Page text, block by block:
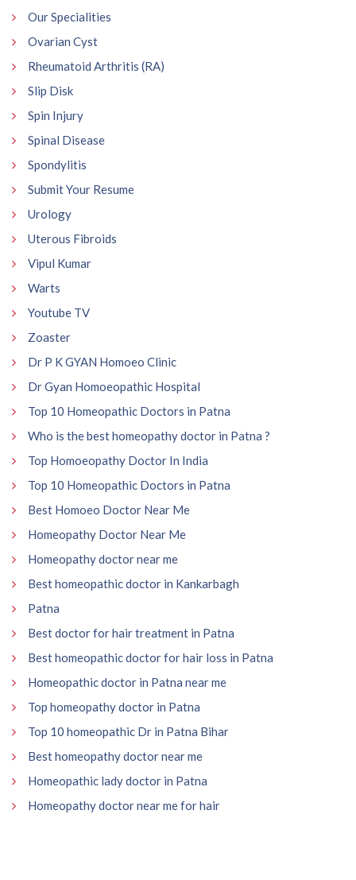
Our Specialities
Ovarian Cyst
Rheumatoid Arthritis (RA)
Slip Disk
Spin Injury
Spinal Disease
Spondylitis
Submit Your Resume
Urology
Uterous Fibroids
Vipul Kumar
Warts
Youtube TV
Zoaster
Dr P K GYAN Homoeo Clinic
Dr Gyan Homoeopathic Hospital
Top 10 Homeopathic Doctors in Patna
Who is the best homeopathy doctor in Patna ?
Top Homoeopathy Doctor In India
Top 10 Homeopathic Doctors in Patna
Best Homoeo Doctor Near Me
Homeopathy Doctor Near Me
Homeopathy doctor near me
Best homeopathic doctor in Kankarbagh
Patna
Best doctor for hair treatment in Patna
Best homeopathic doctor for hair loss in Patna
Homeopathic doctor in Patna near me
Top homeopathy doctor in Patna
Top 10 homeopathic Dr in Patna Bihar
Best homeopathy doctor near me
Homeopathic lady doctor in Patna
Homeopathy doctor near me for hair